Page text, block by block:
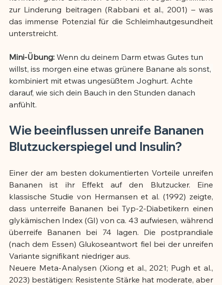
zur Linderung beitragen (Rabbani et al., 2001) – was
das immense Potenzial für die Schleimhautgesundheit
unterstreicht.
Mini-Übung: Wenn du deinem Darm etwas Gutes tun
willst, iss morgen eine etwas grünere Banane als sonst,
kombiniert mit etwas ungesüßtem Joghurt. Achte
darauf, wie sich dein Bauch in den Stunden danach
anfühlt.
Wie beeinflussen unreife Bananen
Blutzuckerspiegel und Insulin?
Einer der am besten dokumentierten Vorteile unreifen
Bananen ist ihr Effekt auf den Blutzucker. Eine
klassische Studie von Hermansen et al. (1992) zeigte,
dass unterreife Bananen bei Typ-2-Diabetikern einen
glykämischen Index (GI) von ca. 43 aufwiesen, während
überreife Bananen bei 74 lagen. Die postprandiale
(nach dem Essen) Glukoseantwort fiel bei der unreifen
Variante signifikant niedriger aus.
Neuere Meta-Analysen (Xiong et al., 2021; Pugh et al.,
2023) bestätigen: Resistente Stärke hat moderate, aber